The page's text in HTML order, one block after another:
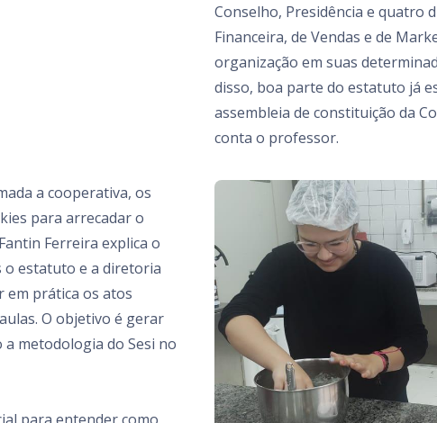
Conselho, Presidência e quatro
Financeira, de Vendas e de
organização em suas
disso, boa parte do estatuto já
assembleia de constituição da
conta o professor.
a cooperativa, os
para arrecadar o
Ferreira explica o
o estatuto e a diretoria
em prática os atos
O objetivo é gerar
metodologia do Sesi no